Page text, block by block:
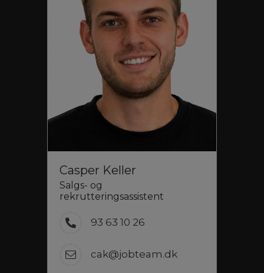
Casper Keller
Salgs- og
rekrutteringsassistent
93 63 10 26
cak@jobteam.dk